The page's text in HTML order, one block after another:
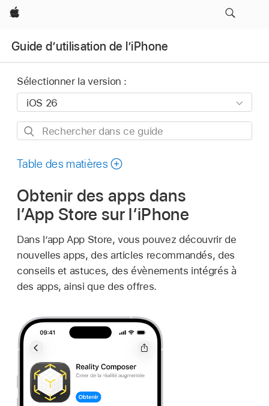
Apple
Guide d’utilisation de l’iPhone
Sélectionner la version :
Rechercher
ce
Table des matières
Obtenir des apps dans
l’App Store sur l’iPhone
Dans l’app App Store, vous pouvez découvrir de
nouvelles apps, des articles recommandés, des
conseils et astuces, des évènements intégrés à
des apps, ainsi que des offres.